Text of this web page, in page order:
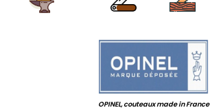
OPINEL, couteaux made in France